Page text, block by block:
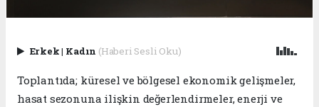
Erkek| Kadın (Haberi Sesli Oku)
Toplantıda; küresel ve bölgesel ekonomik gelişmeler,
hasat sezonuna ilişkin değerlendirmeler, enerji ve